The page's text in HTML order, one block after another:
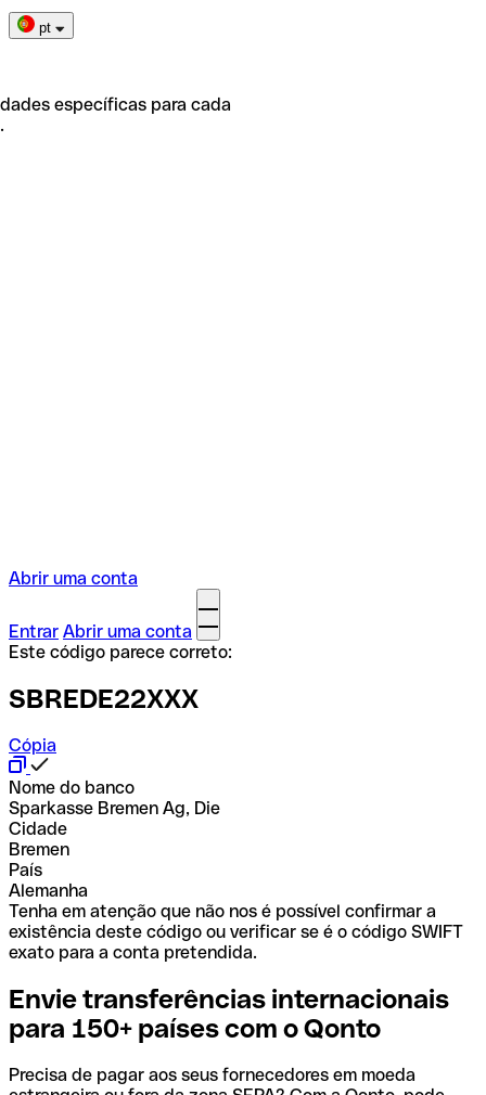
pt
específicas para cada
Abrir uma conta
Entrar Abrir uma conta
Este código parece correto:
SBREDE22XXX
Cópia
Nome do banco
Sparkasse Bremen Ag, Die
Cidade
Bremen
País
Alemanha
Tenha em atenção que não nos é possível confirmar a
existência deste código ou verificar se é o código SWIFT
exato para a conta pretendida.
Envie transferências internacionais
para 150+ países com o Qonto
Precisa de pagar aos seus fornecedores em moeda